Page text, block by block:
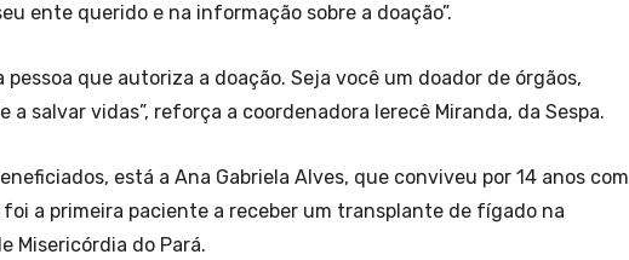
ente querido e na informação sobre a doação”.
pessoa que autoriza a doação. Seja você um doador de órgãos,
a salvar vidas”, reforça a coordenadora Ierecê Miranda, da Sespa.
está a Ana Gabriela Alves, que conviveu por 14 anos com
a primeira paciente a receber um transplante de fígado na
Misericórdia do Pará.